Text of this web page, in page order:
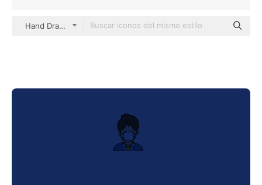
Hand Drawn Color